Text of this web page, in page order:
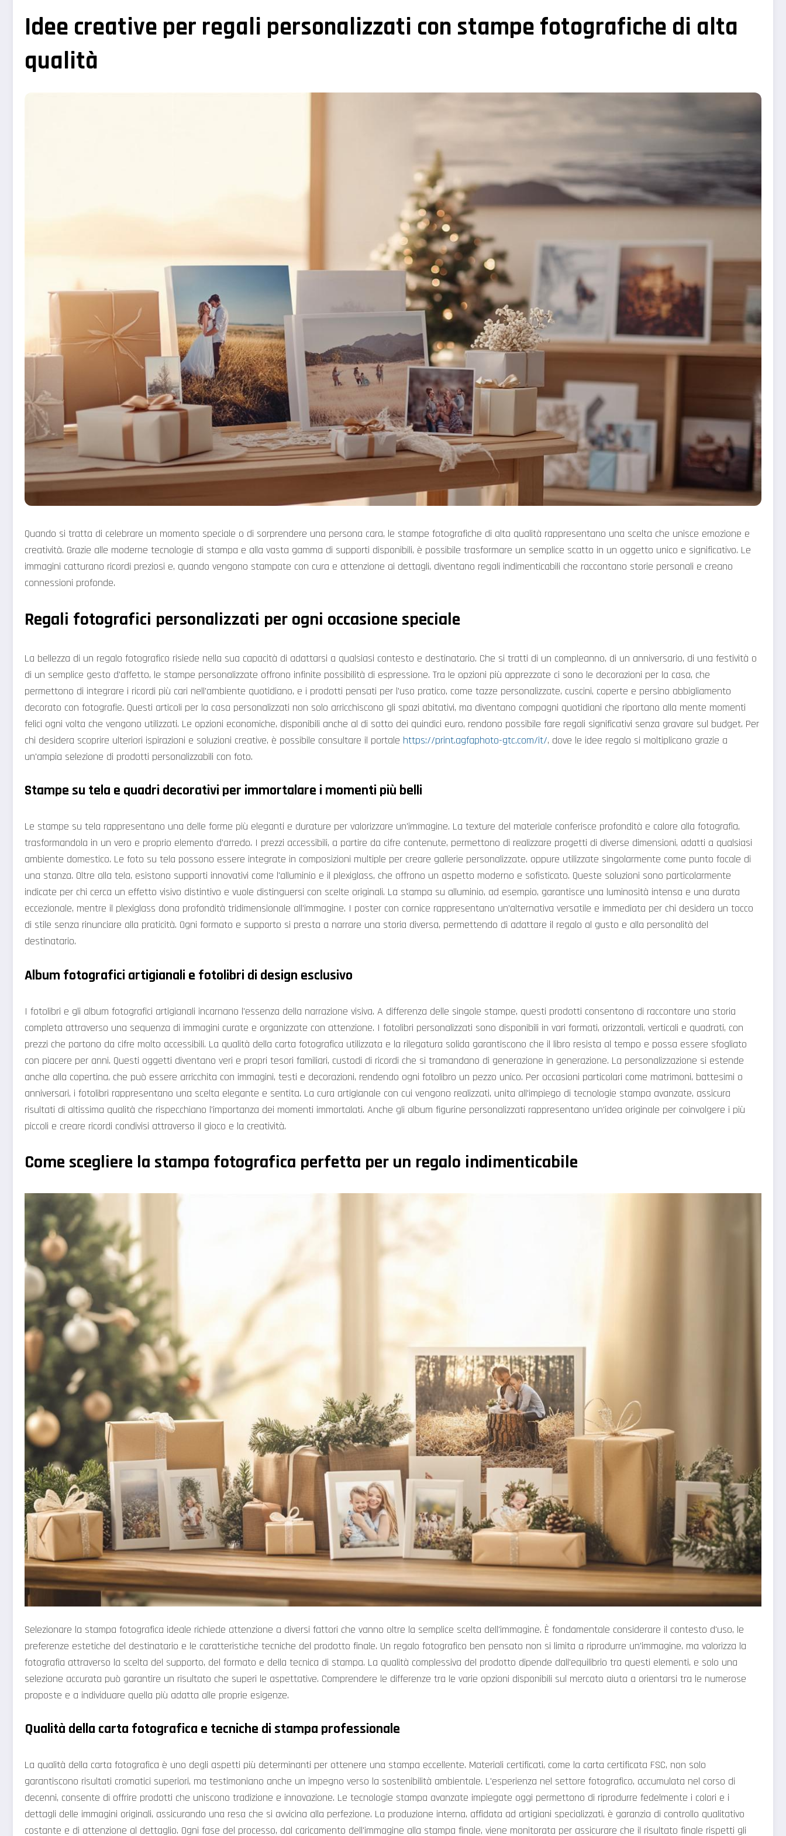
Idee creative per regali personalizzati con stampe fotografiche di alta
qualità
Quando si tratta di celebrare un momento speciale o di sorprendere una persona cara, le stampe fotografiche di alta qualità rappresentano una scelta che unisce emozione e
creatività. Grazie alle moderne tecnologie di stampa e alla vasta gamma di supporti disponibili, è possibile trasformare un semplice scatto in un oggetto unico e significativo. Le
immagini catturano ricordi preziosi e, quando vengono stampate con cura e attenzione ai dettagli, diventano regali indimenticabili che raccontano storie personali e creano
connessioni profonde.
Regali fotografici personalizzati per ogni occasione speciale
La bellezza di un regalo fotografico risiede nella sua capacità di adattarsi a qualsiasi contesto e destinatario. Che si tratti di un compleanno, di un anniversario, di una festività o
di un semplice gesto d'affetto, le stampe personalizzate offrono infinite possibilità di espressione. Tra le opzioni più apprezzate ci sono le decorazioni per la casa, che
permettono di integrare i ricordi più cari nell'ambiente quotidiano, e i prodotti pensati per l'uso pratico, come tazze personalizzate, cuscini, coperte e persino abbigliamento
decorato con fotografie. Questi articoli per la casa personalizzati non solo arricchiscono gli spazi abitativi, ma diventano compagni quotidiani che riportano alla mente momenti
felici ogni volta che vengono utilizzati. Le opzioni economiche, disponibili anche al di sotto dei quindici euro, rendono possibile fare regali significativi senza gravare sul budget. Per
chi desidera scoprire ulteriori ispirazioni e soluzioni creative, è possibile consultare il portale https://print.agfaphoto-gtc.com/it/, dove le idee regalo si moltiplicano grazie a
un'ampia selezione di prodotti personalizzabili con foto.
Stampe su tela e quadri decorativi per immortalare i momenti più belli
Le stampe su tela rappresentano una delle forme più eleganti e durature per valorizzare un'immagine. La texture del materiale conferisce profondità e calore alla fotografia,
trasformandola in un vero e proprio elemento d'arredo. I prezzi accessibili, a partire da cifre contenute, permettono di realizzare progetti di diverse dimensioni, adatti a qualsiasi
ambiente domestico. Le foto su tela possono essere integrate in composizioni multiple per creare gallerie personalizzate, oppure utilizzate singolarmente come punto focale di
una stanza. Oltre alla tela, esistono supporti innovativi come l'alluminio e il plexiglass, che offrono un aspetto moderno e sofisticato. Queste soluzioni sono particolarmente
indicate per chi cerca un effetto visivo distintivo e vuole distinguersi con scelte originali. La stampa su alluminio, ad esempio, garantisce una luminosità intensa e una durata
eccezionale, mentre il plexiglass dona profondità tridimensionale all'immagine. I poster con cornice rappresentano un'alternativa versatile e immediata per chi desidera un tocco
di stile senza rinunciare alla praticità. Ogni formato e supporto si presta a narrare una storia diversa, permettendo di adattare il regalo al gusto e alla personalità del
destinatario.
Album fotografici artigianali e fotolibri di design esclusivo
I fotolibri e gli album fotografici artigianali incarnano l'essenza della narrazione visiva. A differenza delle singole stampe, questi prodotti consentono di raccontare una storia
completa attraverso una sequenza di immagini curate e organizzate con attenzione. I fotolibri personalizzati sono disponibili in vari formati, orizzontali, verticali e quadrati, con
prezzi che partono da cifre molto accessibili. La qualità della carta fotografica utilizzata e la rilegatura solida garantiscono che il libro resista al tempo e possa essere sfogliato
con piacere per anni. Questi oggetti diventano veri e propri tesori familiari, custodi di ricordi che si tramandano di generazione in generazione. La personalizzazione si estende
anche alla copertina, che può essere arricchita con immagini, testi e decorazioni, rendendo ogni fotolibro un pezzo unico. Per occasioni particolari come matrimoni, battesimi o
anniversari, i fotolibri rappresentano una scelta elegante e sentita. La cura artigianale con cui vengono realizzati, unita all'impiego di tecnologie stampa avanzate, assicura
risultati di altissima qualità che rispecchiano l'importanza dei momenti immortalati. Anche gli album figurine personalizzati rappresentano un'idea originale per coinvolgere i più
piccoli e creare ricordi condivisi attraverso il gioco e la creatività.
Come scegliere la stampa fotografica perfetta per un regalo indimenticabile
Selezionare la stampa fotografica ideale richiede attenzione a diversi fattori che vanno oltre la semplice scelta dell'immagine. È fondamentale considerare il contesto d'uso, le
preferenze estetiche del destinatario e le caratteristiche tecniche del prodotto finale. Un regalo fotografico ben pensato non si limita a riprodurre un'immagine, ma valorizza la
fotografia attraverso la scelta del supporto, del formato e della tecnica di stampa. La qualità complessiva del prodotto dipende dall'equilibrio tra questi elementi, e solo una
selezione accurata può garantire un risultato che superi le aspettative. Comprendere le differenze tra le varie opzioni disponibili sul mercato aiuta a orientarsi tra le numerose
proposte e a individuare quella più adatta alle proprie esigenze.
Qualità della carta fotografica e tecniche di stampa professionale
La qualità della carta fotografica è uno degli aspetti più determinanti per ottenere una stampa eccellente. Materiali certificati, come la carta certificata FSC, non solo
garantiscono risultati cromatici superiori, ma testimoniano anche un impegno verso la sostenibilità ambientale. L'esperienza nel settore fotografico, accumulata nel corso di
decenni, consente di offrire prodotti che uniscono tradizione e innovazione. Le tecnologie stampa avanzate impiegate oggi permettono di riprodurre fedelmente i colori e i
dettagli delle immagini originali, assicurando una resa che si avvicina alla perfezione. La produzione interna, affidata ad artigiani specializzati, è garanzia di controllo qualitativo
costante e di attenzione al dettaglio. Ogni fase del processo, dal caricamento dell'immagine alla stampa finale, viene monitorata per assicurare che il risultato finale rispetti gli